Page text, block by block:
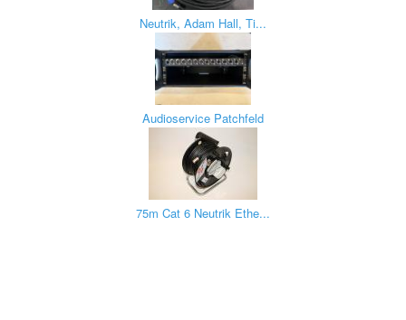
Neutrik, Adam Hall, Ti...
Audioservice Patchfeld
75m Cat 6 Neutrik Ethe...